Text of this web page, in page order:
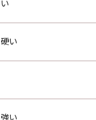
硬い
強い